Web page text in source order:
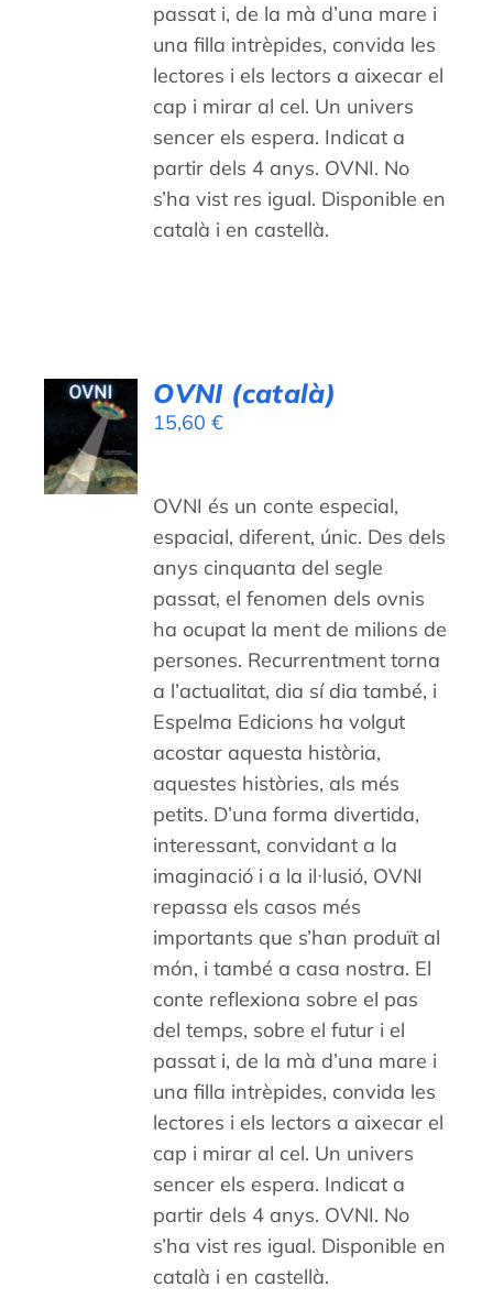
passat i, de la mà d’una mare i
una filla intrèpides, convida les
lectores i els lectors a aixecar el
cap i mirar al cel. Un univers
sencer els espera. Indicat a
partir dels 4 anys. OVNI. No
s’ha vist res igual. Disponible en
català i en castellà.
AFEGEIX
A LA
CISTELLA
/
DETALLS
OVNI (català)
15,60€
OVNI és un conte especial,
espacial, diferent, únic. Des dels
anys cinquanta del segle
passat, el fenomen dels ovnis
ha ocupat la ment de milions de
persones. Recurrentment torna
a l’actualitat, dia sí dia també, i
Espelma Edicions ha volgut
acostar aquesta història,
aquestes històries, als més
petits. D’una forma divertida,
interessant, convidant a la
imaginació i a la il·lusió, OVNI
repassa els casos més
importants que s’han produït al
món, i també a casa nostra. El
conte reflexiona sobre el pas
del temps, sobre el futur i el
passat i, de la mà d’una mare i
una filla intrèpides, convida les
lectores i els lectors a aixecar el
cap i mirar al cel. Un univers
sencer els espera. Indicat a
partir dels 4 anys. OVNI. No
s’ha vist res igual. Disponible en
català i en castellà.